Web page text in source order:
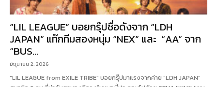
“LIL LEAGUE” บอยกรุ๊ปชื่อดังจาก “LDH
JAPAN” แท๊กทีมสองหนุ่ม “NEX” และ “AA” จาก
“BUS...
มิถุนายน 2, 2026
“LIL LEAGUE from EXILE TRIBE” บอยกรุ๊ปมาแรงจากค่าย “LDH JAPAN”